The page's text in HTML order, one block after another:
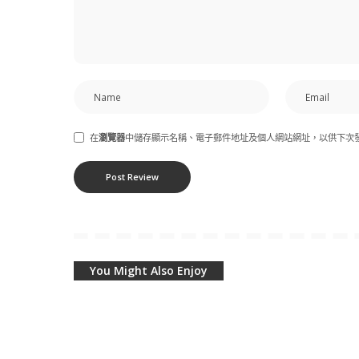
在瀏覽器中儲存顯示名稱、電子郵件地址及個人網站網址，以供下次
You Might Also Enjoy